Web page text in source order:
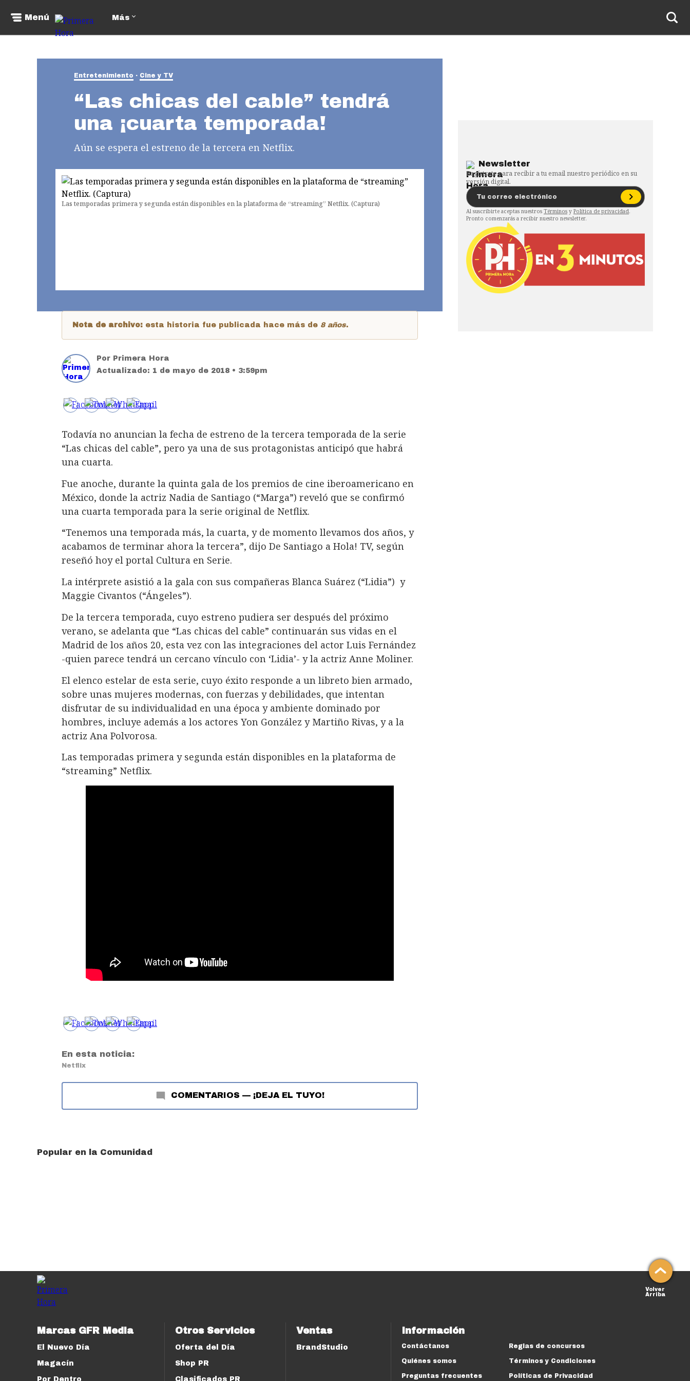
Menú Más
Entretenimiento Cine y TV
“Las chicas del cable” tendrá
una ¡cuarta temporada!
Aún se espera el estreno de la tercera en Netflix.
Las temporadas primera y segunda están disponibles en la plataforma de “streaming” Netflix. (Captura)
Nota de archivo: esta historia fue publicada hace más de 8 años.
Por Primera Hora
Actualizado: 1 de mayo de 2018 • 3:59pm
Todavía no anuncian la fecha de estreno de la tercera temporada de la serie
“Las chicas del cable”, pero ya una de sus protagonistas anticipó que habrá
una cuarta.
Fue anoche, durante la quinta gala de los premios de cine iberoamericano en
México, donde la actriz Nadia de Santiago (“Marga”) reveló que se confirmó
una cuarta temporada para la serie original de Netflix.
“Tenemos una temporada más, la cuarta, y de momento llevamos dos años, y
acabamos de terminar ahora la tercera”, dijo De Santiago a Hola! TV, según
reseñó hoy el portal Cultura en Serie.
La intérprete asistió a la gala con sus compañeras Blanca Suárez (“Lidia”) y
Maggie Civantos (“Ángeles”).
De la tercera temporada, cuyo estreno pudiera ser después del próximo
verano, se adelanta que “Las chicas del cable” continuarán sus vidas en el
Madrid de los años 20, esta vez con las integraciones del actor Luis Fernández
-quien parece tendrá un cercano vínculo con ‘Lidia’- y la actriz Anne Moliner.
El elenco estelar de esta serie, cuyo éxito responde a un libreto bien armado,
sobre unas mujeres modernas, con fuerzas y debilidades, que intentan
disfrutar de su individualidad en una época y ambiente dominado por
hombres, incluye además a los actores Yon González y Martiño Rivas, y a la
actriz Ana Polvorosa.
Las temporadas primera y segunda están disponibles en la plataforma de
“streaming” Netflix.
En esta noticia:
Netflix
COMENTARIOS — ¡DEJA EL TUYO!
Popular en la Comunidad
Newsletter
Regístrate para recibir a tu email nuestro periódico en su
versión digital.
Al suscribirte aceptas nuestros Términos y Política de privacidad.
Pronto comenzarás a recibir nuestro newsletter.
Volver
Arriba
Marcas GFR Media
El Nuevo Día
Magacín
Por Dentro
Otros Servicios
Oferta del Día
Shop PR
Clasificados PR
Ventas
BrandStudio
Información
Contáctanos
Quiénes somos
Preguntas frecuentes
Reglas de concursos
Términos y Condiciones
Políticas de Privacidad